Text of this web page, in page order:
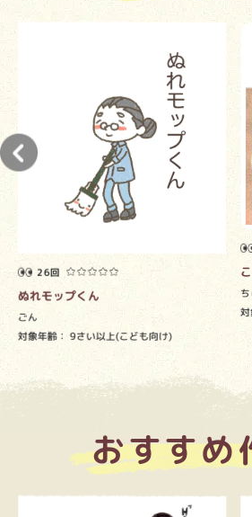
26回
ぬれモップくん
ごん
対象年齢：9さい以上(こども向け)
対
おすすめ